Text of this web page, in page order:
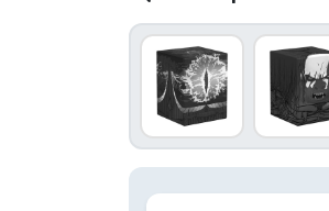
Glazbeni proizvodi
Vrste proizvoda